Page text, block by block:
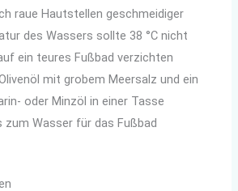
raue Hautstellen geschmeidiger
des Wassers sollte 38 °C nicht
ein teures Fußbad verzichten
mit grobem Meersalz und ein
oder Minzöl in einer Tasse
zum Wasser für das Fußbad